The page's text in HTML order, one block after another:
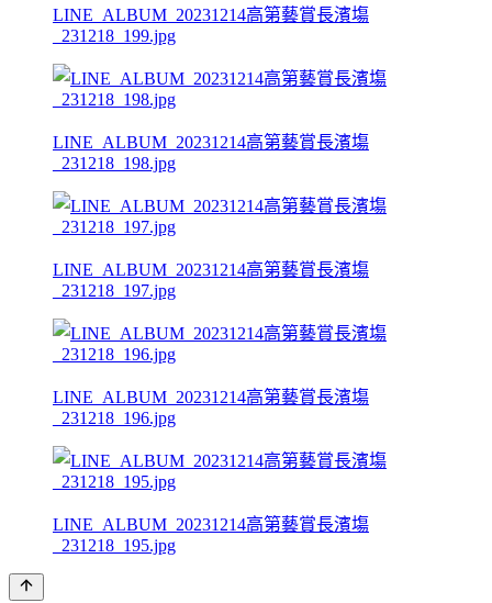
LINE_ALBUM_20231214高第藝賞長濱塲
_231218_199.jpg
LINE_ALBUM_20231214高第藝賞長濱塲
_231218_198.jpg
LINE_ALBUM_20231214高第藝賞長濱塲
_231218_197.jpg
LINE_ALBUM_20231214高第藝賞長濱塲
_231218_196.jpg
LINE_ALBUM_20231214高第藝賞長濱塲
_231218_195.jpg